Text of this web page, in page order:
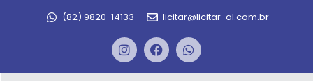
(82) 9820-14133 licitar@licitar-al.com.br